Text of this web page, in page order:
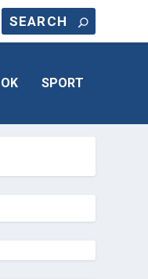
SPORT
Vörösmarty Rádió